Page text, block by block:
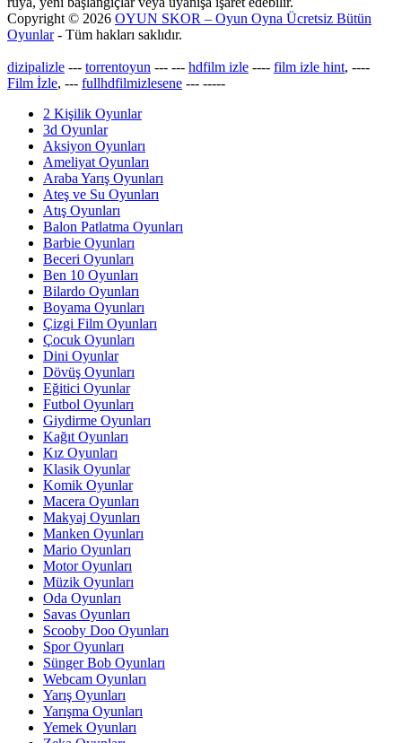
Copyright © 2026 OYUN SKOR – Oyun Oyna Ücretsiz Bütün
Oyunlar- Tüm hakları saklıdır.
dizipalizle --- torrentoyun --- --- hdfilm izle ---- film izle hint, ----
Film İzle, --- fullhdfilmizlesene --- -----
2 Kişilik Oyunlar
3d Oyunlar
Aksiyon Oyunları
Ameliyat Oyunları
Araba Yarış Oyunları
Ateş ve Su Oyunları
Atış Oyunları
Balon Patlatma Oyunları
Barbie Oyunları
Beceri Oyunları
Ben 10 Oyunları
Bilardo Oyunları
Boyama Oyunları
Çizgi Film Oyunları
Çocuk Oyunları
Dini Oyunlar
Dövüş Oyunları
Eğitici Oyunlar
Futbol Oyunları
Giydirme Oyunları
Kağıt Oyunları
Kız Oyunları
Klasik Oyunlar
Komik Oyunlar
Macera Oyunları
Makyaj Oyunları
Manken Oyunları
Mario Oyunları
Motor Oyunları
Müzik Oyunları
Oda Oyunları
Savas Oyunları
Scooby Doo Oyunları
Spor Oyunları
Sünger Bob Oyunları
Webcam Oyunları
Yarış Oyunları
Yarışma Oyunları
Yemek Oyunları